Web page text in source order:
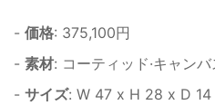
- 価格: 375,100円
- 素材: コーティッド·キャンバ
- サイズ: W 47 x H 28 x D 14